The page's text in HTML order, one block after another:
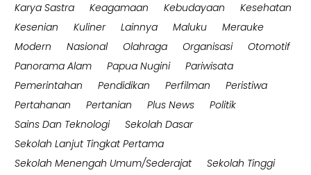
Karya Sastra
Keagamaan Kebudayaan
Kesehatan
Kesenian
Kuliner Lainnya Maluku
Merauke
Modern
Nasional Olahraga Organisasi
Otomotif
Panorama Alam
Papua Nugini
Pariwisata
Pemerintahan
Pendidikan Perfilman
Peristiwa
Pertahanan
Pertanian Plus News
Politik
Sains Dan Teknologi
Sekolah Dasar
Sekolah Lanjut Tingkat Pertama
Sekolah Menengah Umum/Sederajat
Sekolah Tinggi